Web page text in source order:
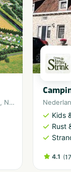
, Noordzee
Kids
Rust
4.1 (